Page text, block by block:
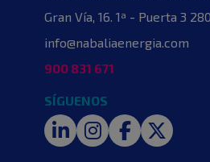
Gran Vía, 16. 1ª - Puerta 3
info@nabaliaenergia.com
900 831 671
SÍGUENOS
LinkedInInstagram
FacebookTwitter